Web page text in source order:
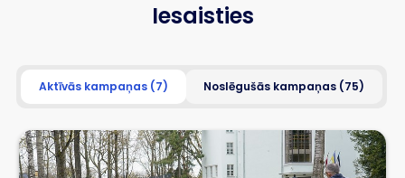
Iesaisties
Aktīvās kampaņas (7) Noslēgušās kampaņas (75)